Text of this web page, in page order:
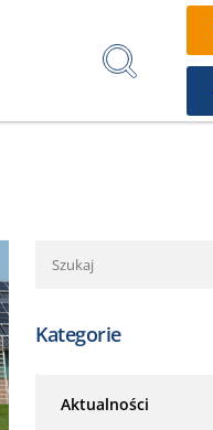
Kategorie
Aktualności